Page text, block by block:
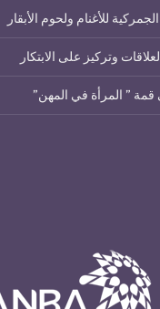
للأغنام ولحوم الأبقار
وتركيز على الابتكار
” المرأة في المهن”